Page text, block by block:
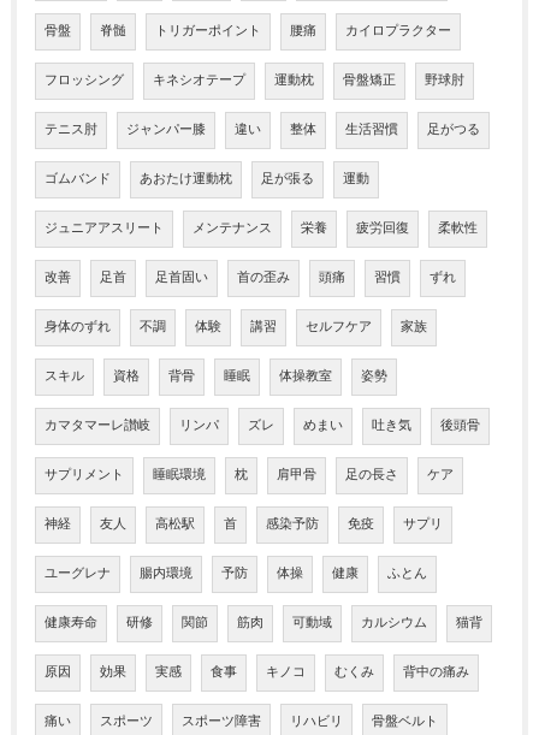
骨盤 脊髄 トリガーポイント 腰痛 カイロプラクター
フロッシング キネシオテープ 運動枕 骨盤矯正 野球肘
テニス肘 ジャンパー膝 違い 整体 生活習慣 足がつる
ゴムバンド あおたけ運動枕 足が張る 運動
ジュニアアスリート メンテナンス 栄養 疲労回復 柔軟性
改善 足首 足首固い 首の歪み 頭痛 習慣 ずれ
身体のずれ 不調 体験 講習 セルフケア 家族
スキル 資格 背骨 睡眠 体操教室 姿勢
カマタマーレ讃岐 リンパ ズレ めまい 吐き気 後頭骨
サプリメント 睡眠環境 枕 肩甲骨 足の長さ ケア
神経 友人 高松駅 首 感染予防 免疫 サプリ
ユーグレナ 腸内環境 予防 体操 健康 ふとん
健康寿命 研修 関節 筋肉 可動域 カルシウム 猫背
原因 効果 実感 食事 キノコ むくみ 背中の痛み
痛い スポーツ スポーツ障害 リハビリ 骨盤ベルト